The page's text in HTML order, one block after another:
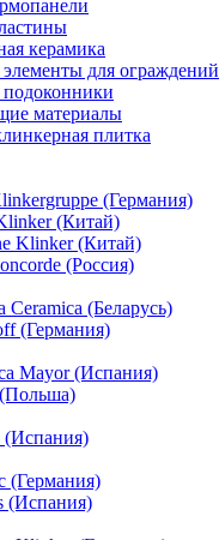
керамика
для ограждений
материалы
плитка
(Германия)
(Китай)
Klinker (Китай)
(Россия)
Ceramica (Беларусь)
(Германия)
Mayor (Испания)
(Испания)
(Германия)
(Испания)